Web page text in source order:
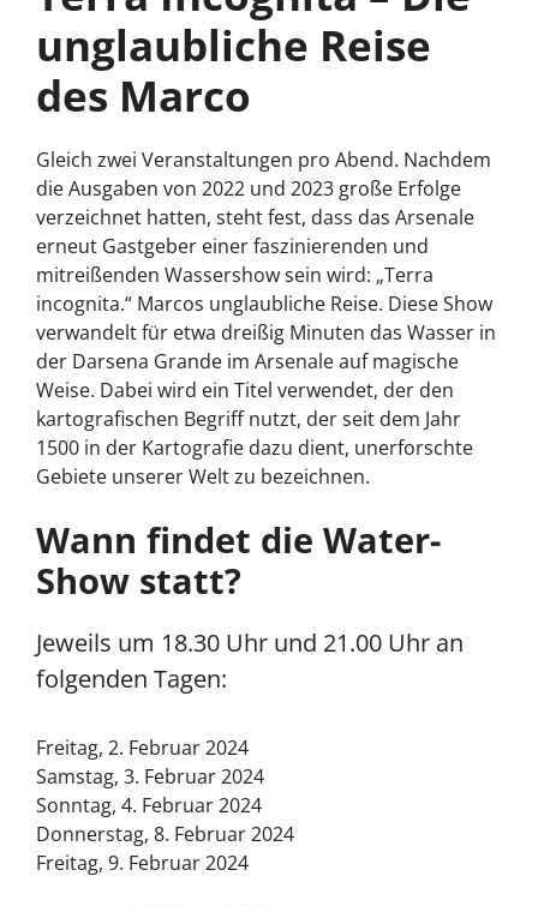
unglaubliche Reise
des Marco
Gleich zwei Veranstaltungen pro Abend. Nachdem
die Ausgaben von 2022 und 2023 große Erfolge
verzeichnet hatten, steht fest, dass das Arsenale
erneut Gastgeber einer faszinierenden und
mitreißenden Wassershow sein wird: „Terra
incognita.“ Marcos unglaubliche Reise. Diese Show
verwandelt für etwa dreißig Minuten das Wasser in
der Darsena Grande im Arsenale auf magische
Weise. Dabei wird ein Titel verwendet, der den
kartografischen Begriff nutzt, der seit dem Jahr
1500 in der Kartografie dazu dient, unerforschte
Gebiete unserer Welt zu bezeichnen.
Wann findet die Water-
Show statt?
Jeweils um 18.30 Uhr und 21.00 Uhr an
folgenden Tagen:
Freitag, 2. Februar 2024
Samstag, 3. Februar 2024
Sonntag, 4. Februar 2024
Donnerstag, 8. Februar 2024
Freitag, 9. Februar 2024